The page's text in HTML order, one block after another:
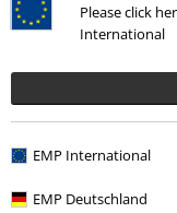
Please click
International
EMP International
EMP Deutschland